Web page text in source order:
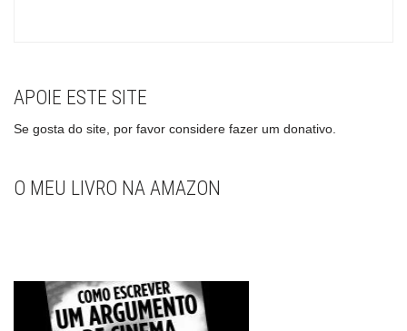
APOIE ESTE SITE
Se gosta do site, por favor considere fazer um donativo.
O MEU LIVRO NA AMAZON